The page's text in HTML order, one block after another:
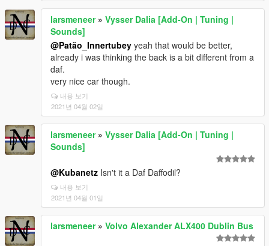
larsmeneer» Vysser Dalia [Add-On | Tuning |
Sounds]
@Patão_Innertubey yeah that would be better,
already i was thinking the back is a bit different from a
daf.
very nice car though.
내용 보기
2021년 04월 02일
larsmeneer» Vysser Dalia [Add-On | Tuning |
Sounds]
@Kubanetz Isn't it a Daf Daffodil?
내용 보기
2021년 04월 01일
larsmeneer» Volvo Alexander ALX400 Dublin Bus